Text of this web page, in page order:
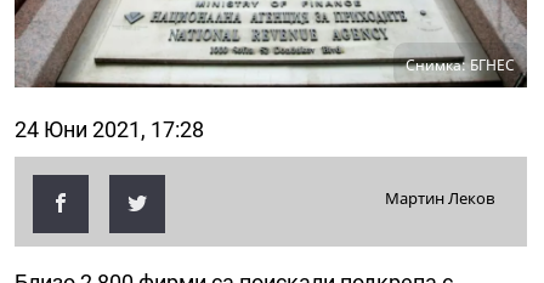
Снимка: БГНЕС
24 Юни 2021, 17:28
Мартин Леков